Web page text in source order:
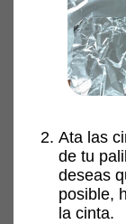
Ata las
de tu
deseas
posible,
la cinta.